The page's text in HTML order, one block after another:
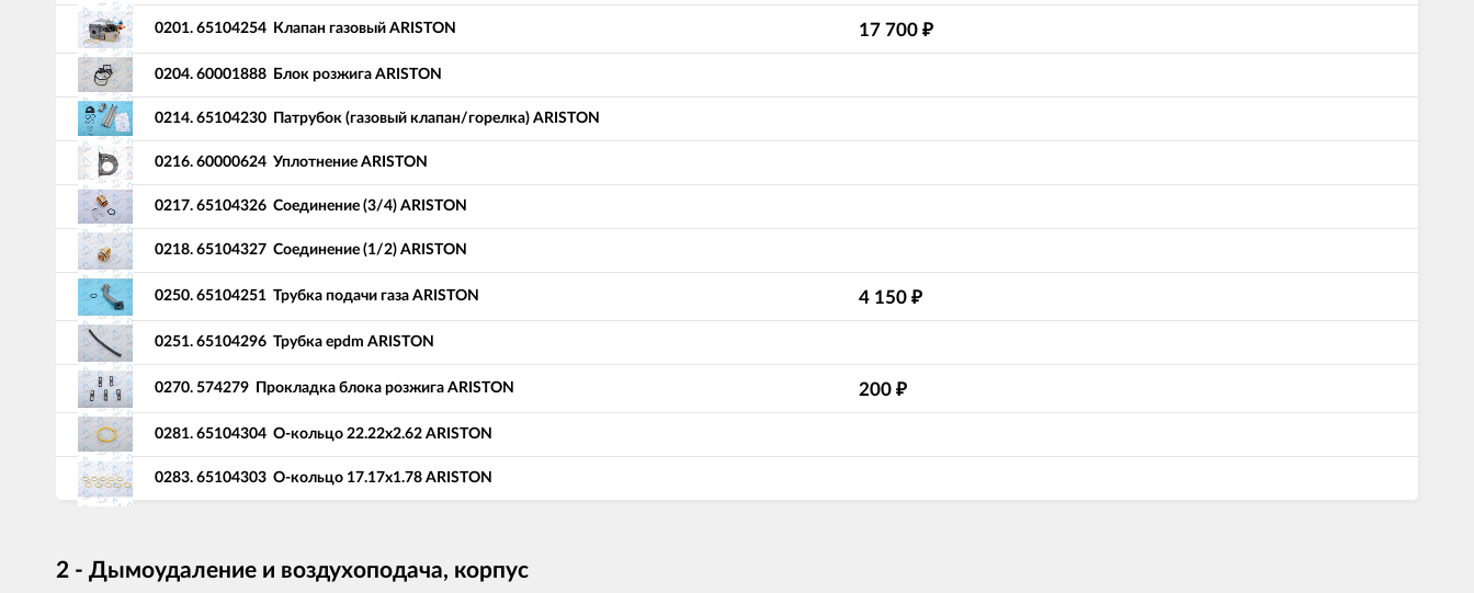
0201. 65104254 Клапан газовый ARISTON 17 700 ₽
0204. 60001888 Блок розжига ARISTON
0214. 65104230 Патрубок (газовый клапан/горелка) ARISTON
0216. 60000624 Уплотнение ARISTON
0217. 65104326 Соединение (3/4) ARISTON
0218. 65104327 Соединение (1/2) ARISTON
0250. 65104251 Трубка подачи газа ARISTON 4 150 ₽
0251. 65104296 Трубка epdm ARISTON
0270. 574279 Прокладка блока розжига ARISTON 200 ₽
0281. 65104304 О-кольцо 22.22x2.62 ARISTON
0283. 65104303 О-кольцо 17.17x1.78 ARISTON
2 - Дымоудаление и воздухоподача, корпус